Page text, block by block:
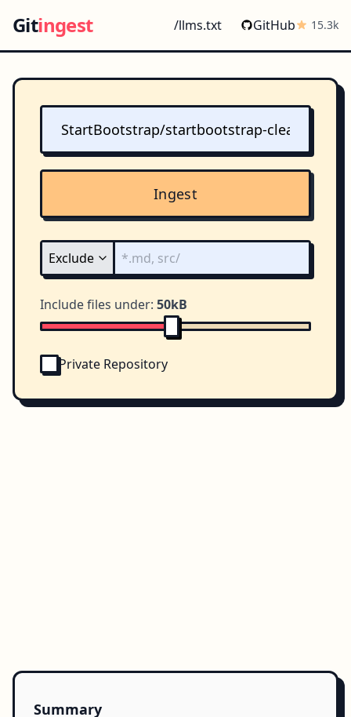
Gitingest /llms.txt GitHub 15.3k
Ingest
Include files under: 50kB
Private Repository
Summary